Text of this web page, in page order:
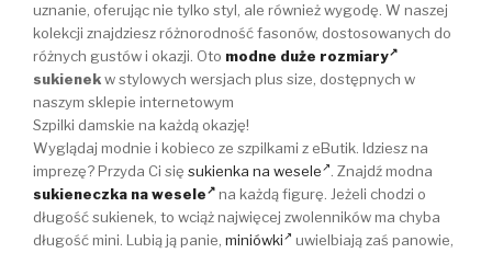
uznanie, oferując nie tylko styl, ale również wygodę. W naszej
kolekcji znajdziesz różnorodność fasonów, dostosowanych do
różnych gustów i okazji. Oto modne duże rozmiary
sukienekw stylowych wersjach plus size, dostępnych w
naszym sklepie internetowym
Szpilki damskie na każdą okazję!
Wyglądaj modnie i kobieco ze szpilkami z eButik. Idziesz na
imprezę? Przyda Ci się sukienka na wesele
. Znajdź modna
sukieneczka na wesele
na każdą figurę. Jeżeli chodzi o
długość sukienek, to wciąż najwięcej zwolenników ma chyba
długość mini. Lubią ją panie, miniówki
uwielbiają zaś panowie,